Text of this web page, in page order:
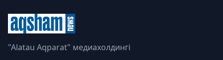
"Alatau Aqparat" медиахолдингі